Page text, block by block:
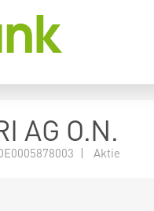
AG O.N.
| Aktie